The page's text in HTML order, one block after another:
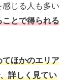
じる人も多い
とで得られる
ほかのエリア
詳しく見てい